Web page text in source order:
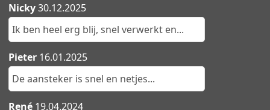
Nicky30.12.2025
Ik ben heel erg blij, snel verwerkt en...
Pieter 16.01.2025
De aansteker is snel en netjes...
René 19.04.2024